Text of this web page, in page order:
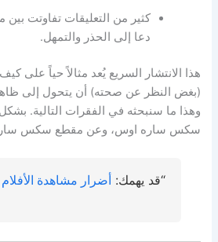
كثير من التعليقات تفاوتت
دعا إلى الحذر والتمهل.
هذا الانتشار السريع يُعد مثالاً حياً على
(بغض النظر عن صحته) أن يتحول إلى
وهذا ما سنبحثه في الفقرات التالية.
سكس ساره اوس، وعن مقطع سكس ساره
“قد يهمك: أضرار مشاهدة الأفلام